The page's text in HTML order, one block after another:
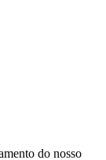
do nosso